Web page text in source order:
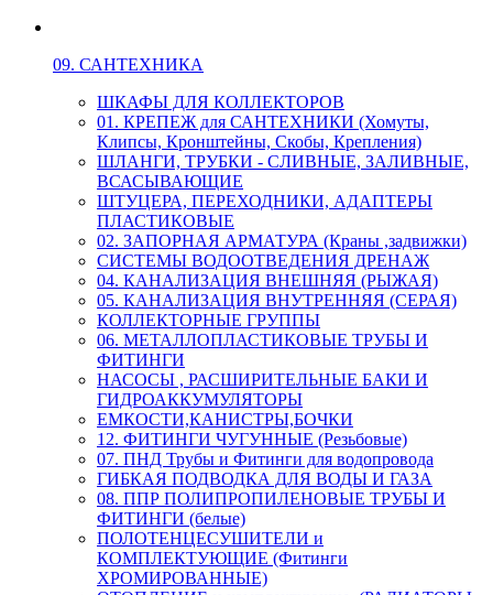
09. САНТЕХНИКА
ШКАФЫ ДЛЯ КОЛЛЕКТОРОВ
01. КРЕПЕЖ для САНТЕХНИКИ (Хомуты,
Клипсы, Кронштейны, Скобы, Крепления)
ШЛАНГИ, ТРУБКИ - СЛИВНЫЕ, ЗАЛИВНЫЕ,
ВСАСЫВАЮЩИЕ
ШТУЦЕРА, ПЕРЕХОДНИКИ, АДАПТЕРЫ
ПЛАСТИКОВЫЕ
02. ЗАПОРНАЯ АРМАТУРА (Краны ,задвижки)
СИСТЕМЫ ВОДООТВЕДЕНИЯ ДРЕНАЖ
04. КАНАЛИЗАЦИЯ ВНЕШНЯЯ (РЫЖАЯ)
05. КАНАЛИЗАЦИЯ ВНУТРЕННЯЯ (СЕРАЯ)
КОЛЛЕКТОРНЫЕ ГРУППЫ
06. МЕТАЛЛОПЛАСТИКОВЫЕ ТРУБЫ И
ФИТИНГИ
НАСОСЫ , РАСШИРИТЕЛЬНЫЕ БАКИ И
ГИДРОАККУМУЛЯТОРЫ
ЕМКОСТИ,КАНИСТРЫ,БОЧКИ
12. ФИТИНГИ ЧУГУННЫЕ (Резьбовые)
07. ПНД Трубы и Фитинги для водопровода
ГИБКАЯ ПОДВОДКА ДЛЯ ВОДЫ И ГАЗА
08. ППР ПОЛИПРОПИЛЕНОВЫЕ ТРУБЫ И
ФИТИНГИ (белые)
ПОЛОТЕНЦЕСУШИТЕЛИ и
КОМПЛЕКТУЮЩИЕ (Фитинги
ХРОМИРОВАННЫЕ)